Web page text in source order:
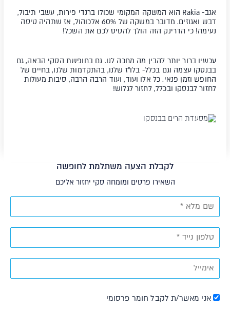
אגב- Rakia הוא המשקה המקומי שכולו ברנדי פירות, עשבי תיבול,
דבש ואגוזים. מדובר במשקה של 60% אלכוהול, אז שתהיה טיסה
נעימה! כי הדרינק הזה הולך להטיס לכם את השכל!
עכשיו ברור יותר להבין מה מחכה לנו. גם בחופשת הסקי הבאה, גם
בבנסקו עצמה וגם בכלל- בלו"ז שלנו, בהתקדמות שלנו, בחיים של
החופש וזמן פנאי. כל אלו ועוד, ועוד הרבה הרבה, סיבות מעולות
לחזור לבנסקו ובכלל, לחזור לגלוש!
לקבלת הצעה משתלמת לחופשה
השאירו פרטים ומומחה סקי יחזור אליכם
אני מאשר/ת לקבל חומר פרסומי